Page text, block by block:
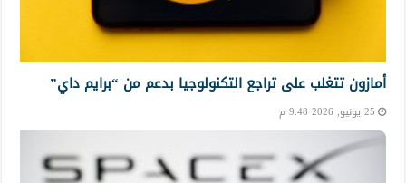
أمازون تتغلب على تراجع التكنولوجيا بدعم من “برايم داي”
25 يونيو, 2026 9:48 م